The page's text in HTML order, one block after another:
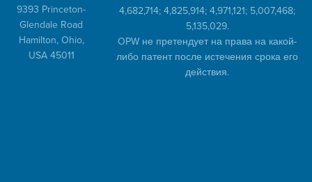
9393 Princeton-
Glendale Road
Hamilton, Ohio,
USA 45011
4,682,714; 4,825,914; 4,971,121; 5,007,468;
5,135,029.
OPW не претендует на права на какой-
либо патент после истечения срока его
действия.